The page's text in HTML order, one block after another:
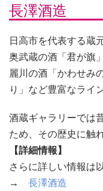
長澤酒造
日高市を代表する蔵
奥武蔵の酒「君が旗
麗川の酒「かわせみ
り」など豊富なライ
酒蔵ギャラリーでは
ため、その歴史に触
【詳細情報】
さらに詳しい情報は
→ 長澤酒造